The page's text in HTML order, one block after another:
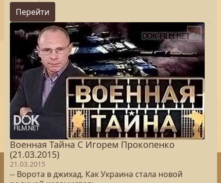
Перейти
Военная Тайна С Игорем Прокопенко
(21.03.2015)
21.03.2015
-- Ворота в джихад. Как Украина стала новой